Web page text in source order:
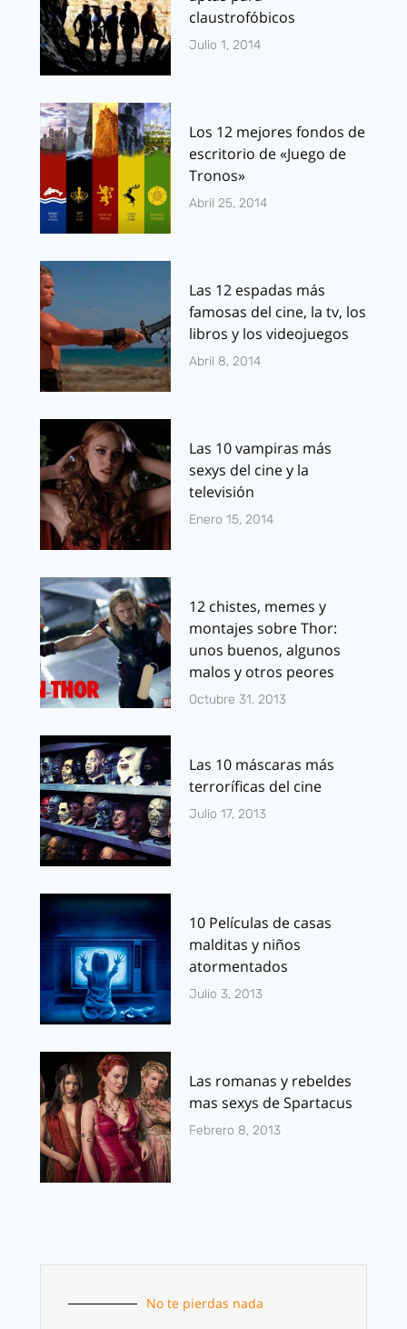
claustrofóbicos
Julio 1, 2014
Los 12 mejores fondos de
escritorio de «Juego de
Tronos»
Abril 25, 2014
Las 12 espadas más
famosas del cine, la tv, los
libros y los videojuegos
Abril 8, 2014
Las 10 vampiras más
sexys del cine y la
televisión
Enero 15, 2014
12 chistes, memes y
montajes sobre Thor:
unos buenos, algunos
malos y otros peores
Octubre 31, 2013
Las 10 máscaras más
terroríficas del cine
Julio 17, 2013
10 Películas de casas
malditas y niños
atormentados
Julio 3, 2013
Las romanas y rebeldes
mas sexys de Spartacus
Febrero 8, 2013
No te pierdas nada